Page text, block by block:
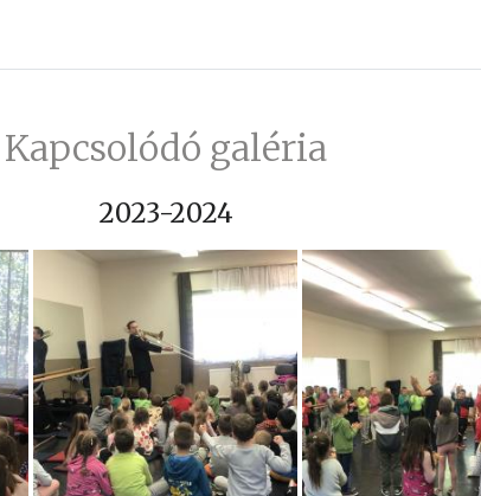
Kapcsolódó galéria
2023-2024